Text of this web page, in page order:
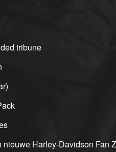
tribune
Harley-Davidson Fan